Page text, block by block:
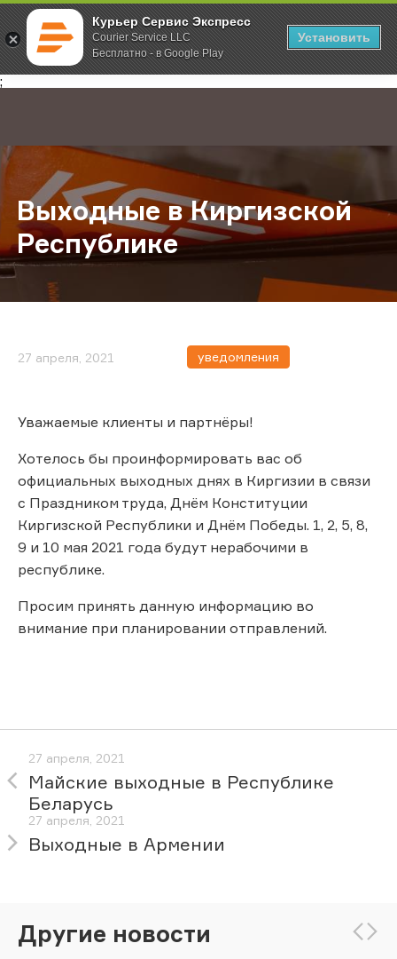
Курьер Сервис Экспресс
Courier Service LLC
Бесплатно - в Google Play
Установить
;
Главная О компании Новости Выходные в Киргизской
Выходные в Киргизской
Республике
27 апреля, 2021 уведомления
Уважаемые клиенты и партнёры!
Хотелось бы проинформировать вас об
официальных выходных днях в Киргизии в связи
с Праздником труда, Днём Конституции
Киргизской Республики и Днём Победы. 1, 2, 5, 8,
9 и 10 мая 2021 года будут нерабочими в
республике.
Просим принять данную информацию во
внимание при планировании отправлений.
27 апреля, 2021
Майские выходные в Республике
Беларусь
27 апреля, 2021
Выходные в Армении
Другие новости